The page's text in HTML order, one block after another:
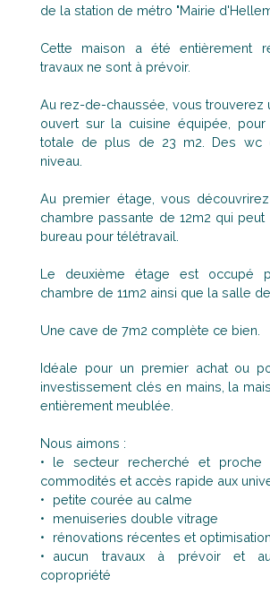
de la station de métro "Mairie
Cette maison a été entièrement
travaux ne sont à prévoir.
Au rez-de-chaussée, vous trouverez
ouvert sur la cuisine équipée, pour
totale de plus de 23 m2. Des wc
niveau.
Au premier étage, vous
chambre passante de 12m2 qui
bureau pour télétravail.
Le deuxième étage est occupé
chambre de 11m2 ainsi que la salle
Une cave de 7m2 complète ce bien.
Idéale pour un premier achat ou
investissement clés en mains, la
entièrement meublée.
Nous aimons :
le secteur recherché et
commodités et accès rapide aux
petite courée au calme
menuiseries double vitrage
rénovations récentes et
aucun travaux à prévoir et
copropriété